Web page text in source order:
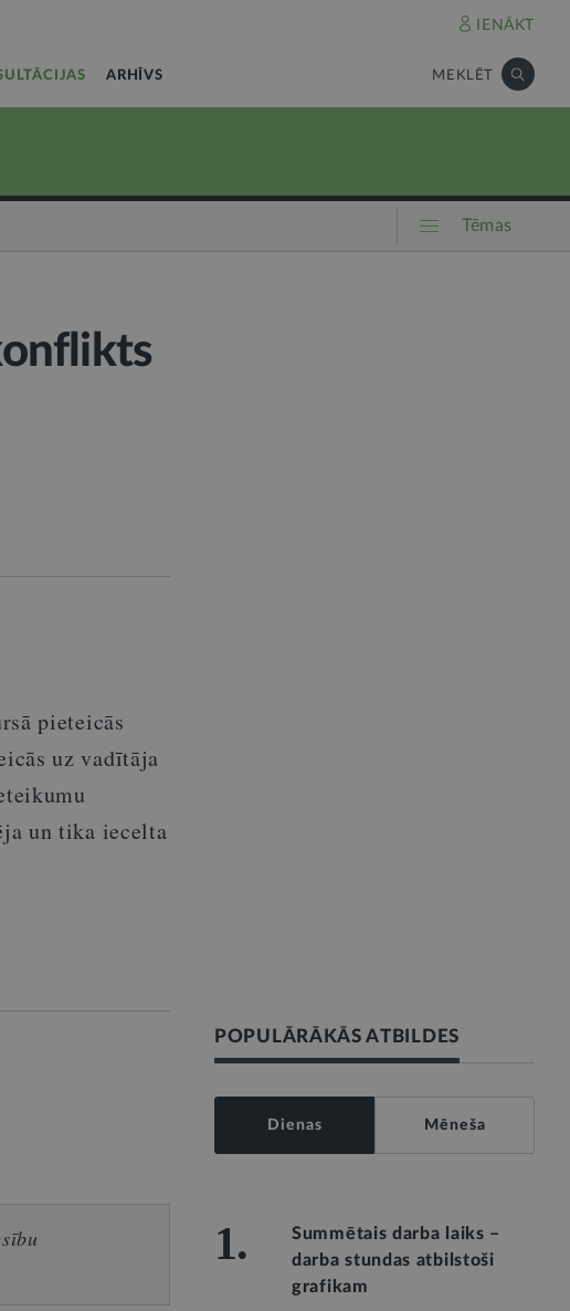
IENĀKT
ARHĪVS MEKLĒT
Tēmas
pieteicās
uz vadītāja
un tika iecelta
POPULĀRĀKĀS ATBILDES
Dienas Mēneša
1.
Summētais darba laiks –
darba stundas atbilstoši
grafikam